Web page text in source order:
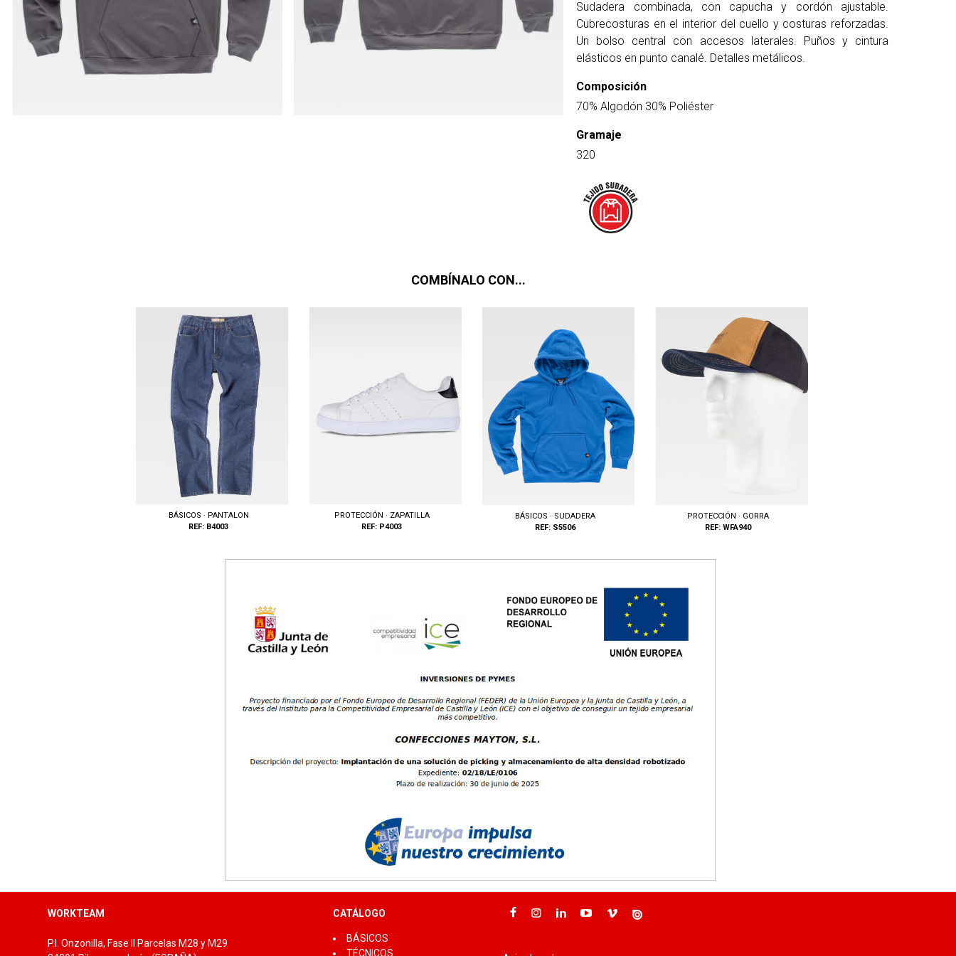
Sudadera combinada, con capucha y cordón ajustable.
Cubrecosturas en el interior del cuello y costuras reforzadas.
Un bolso central con accesos laterales. Puños y cintura
elásticos en punto canalé. Detalles metálicos.
Composición
70% Algodón 30% Poliéster
Gramaje
320
COMBÍNALO CON...
Tallas: 38, 40, 42, 44, 46, 48, 50, 52, 54
BÁSICOS · PANTALON
REF: B4003
Tallas: 36, 37, 38, 39, 40, 41, 42, 43, 44,
45, 46
PROTECCIÓN · ZAPATILLA
REF: P4003
BÁSICOS · SUDADERA
REF: S5506
PROTECCIÓN · GORRA
REF: WFA940
WORKTEAM
P.I. Onzonilla, Fase II Parcelas M28 y M29
CATÁLOGO
BÁSICOS
TÉCNICOS